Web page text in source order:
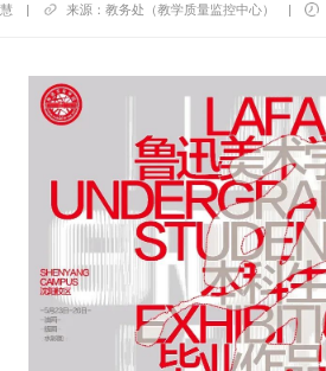
| 来源：教务处（教学质量监控中心） |